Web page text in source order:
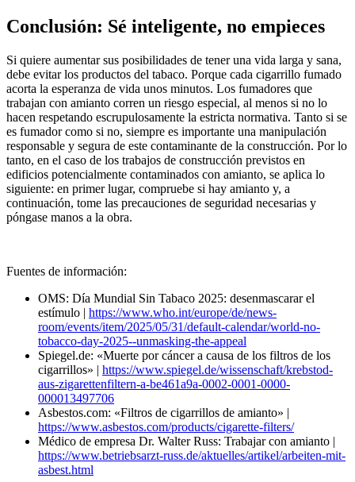
Conclusión: Sé inteligente, no empieces
Si quiere aumentar sus posibilidades de tener una vida larga y sana,
debe evitar los productos del tabaco. Porque cada cigarrillo fumado
acorta la esperanza de vida unos minutos. Los fumadores que
trabajan con amianto corren un riesgo especial, al menos si no lo
hacen respetando escrupulosamente la estricta normativa. Tanto si se
es fumador como si no, siempre es importante una manipulación
responsable y segura de este contaminante de la construcción. Por lo
tanto, en el caso de los trabajos de construcción previstos en
edificios potencialmente contaminados con amianto, se aplica lo
siguiente: en primer lugar, compruebe si hay amianto y, a
continuación, tome las precauciones de seguridad necesarias y
póngase manos a la obra.
Fuentes de información:
OMS: Día Mundial Sin Tabaco 2025: desenmascarar el
estímulo | https://www.who.int/europe/de/news-
room/events/item/2025/05/31/default-calendar/world-no-
tobacco-day-2025--unmasking-the-appeal
Spiegel.de: «Muerte por cáncer a causa de los filtros de los
cigarrillos» | https://www.spiegel.de/wissenschaft/krebstod-
aus-zigarettenfiltern-a-be461a9a-0002-0001-0000-
000013497706
Asbestos.com: «Filtros de cigarrillos de amianto» |
https://www.asbestos.com/products/cigarette-filters/
Médico de empresa Dr. Walter Russ: Trabajar con amianto |
https://www.betriebsarzt-russ.de/aktuelles/artikel/arbeiten-mit-
asbest.html